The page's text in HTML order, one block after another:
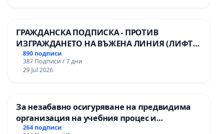
ГРАЖДАНСКА ПОДПИСКА - ПРОТИВ
ИЗГРАЖДАНЕТО НА ВЪЖЕНА ЛИНИЯ (ЛИФТ)
НА ТЕРИТОРИЯТА НА ПРИРОДНА
ЗАБЕЛЕЖИТЕЛНОСТ „ХЪЛМ НА
ОСВОБОДИТЕЛИТЕ“ (БУНАРДЖИК)
890 подписи
387 Подписи / 7 дни
29 Jul 2026
За незабавно осигуряване на предвидима
организация на учебния процес и
гарантиране на правото на равнопоставено
264 подписи